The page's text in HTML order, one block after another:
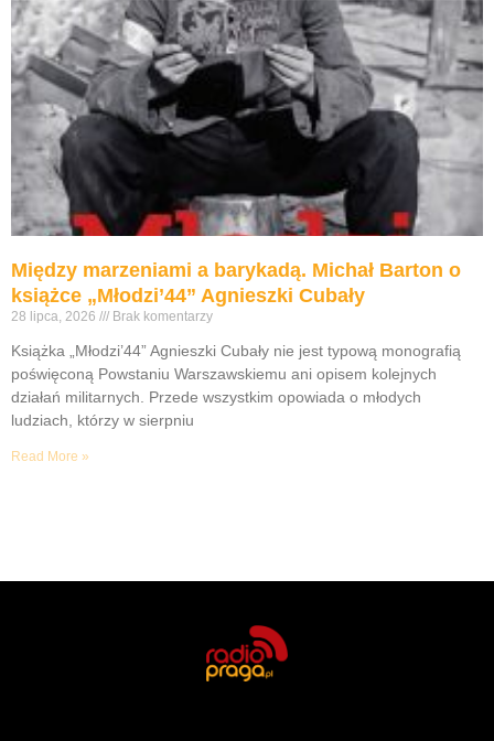
Między marzeniami a barykadą. Michał Barton o
książce „Młodzi’44” Agnieszki Cubały
28 lipca, 2026 Brak komentarzy
Książka „Młodzi’44” Agnieszki Cubały nie jest typową monografią
poświęconą Powstaniu Warszawskiemu ani opisem kolejnych
działań militarnych. Przede wszystkim opowiada o młodych
ludziach, którzy w sierpniu
Read More »